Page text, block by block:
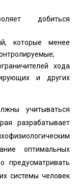
добиться
которые менее
хода
и других
учитываться
разрабатывает
оптимальных
предусматривать
системы человек